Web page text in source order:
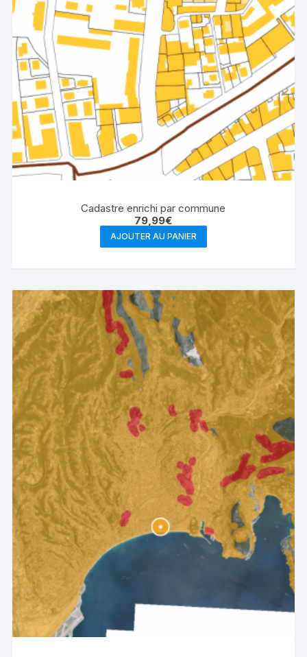
Cadastre enrichi par commune
79,99€
AJOUTER AU PANIER